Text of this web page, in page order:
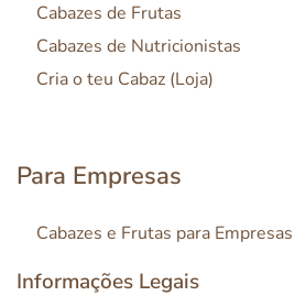
Cabazes de Frutas
Cabazes de Nutricionistas
Cria o teu Cabaz (Loja)
Para Empresas
Cabazes e Frutas para Empresas
Informações Legais